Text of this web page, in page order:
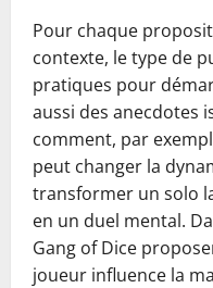
Pour chaque
contexte, le type de
pratiques pour
aussi des anecdotes
comment, par
peut changer la
transformer un solo
en un duel mental.
Gang of Dice
joueur influence la